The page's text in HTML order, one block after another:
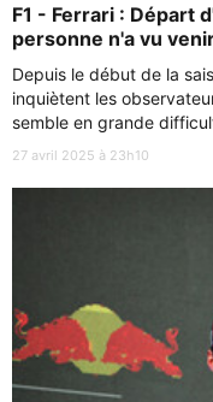
F1 - Ferrari : Départ
personne n'a vu
Depuis le début de la
inquiètent les
semble en grande
27 avril 2025 à 23h10